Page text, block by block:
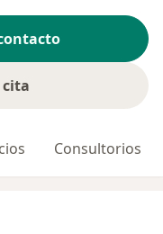
Consultorios